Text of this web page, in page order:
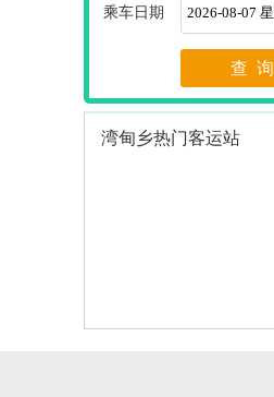
乘车日期
查 询
湾甸乡热门客运站